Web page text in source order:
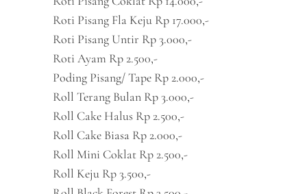
Roti Pisang Fla Keju Rp 17.000,-
Roti Pisang Untir Rp 3.000,-
Roti Ayam Rp 2.500,-
Poding Pisang/ Tape Rp 2.000,-
Roll Terang Bulan Rp 3.000,-
Roll Cake Halus Rp 2.500,-
Roll Cake Biasa Rp 2.000,-
Roll Mini Coklat Rp 2.500,-
Roll Keju Rp 3.500,-